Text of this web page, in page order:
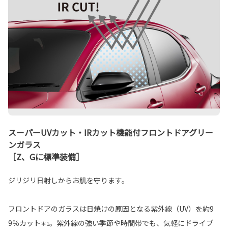
スーパーUVカット・IRカット機能付フロントドアグリー
ンガラス
［Z、Gに標準装備］
ジリジリ日射しからお肌を守ります。
フロントドアのガラスは日焼けの原因となる紫外線（UV）を約9
9％カット ＊1。紫外線の強い季節や時間帯でも、気軽にドライブ